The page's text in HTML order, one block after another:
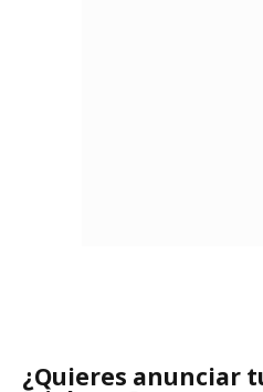
¿Quieres anunciar